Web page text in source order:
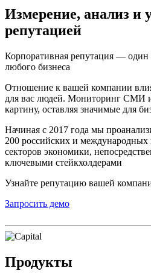
Измерение, анализ и
репутацией
Корпоративная репутация — один
любого бизнеса
Отношение к вашей компании
для вас людей. Мониторинг СМИ
картину, оставляя значимые для
Начиная с 2017 года мы
200 российских и
секторов экономики,
ключевыми стейкхолдерами
Узнайте репутацию вашей
Запросить демо
Продукты